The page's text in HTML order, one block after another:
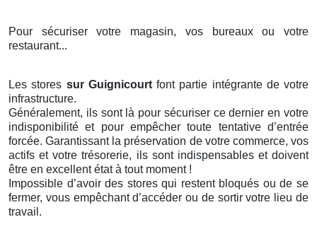
Pour sécuriser votre magasin, vos bureaux ou votre
restaurant...
Les stores sur Guignicourt font partie intégrante de votre
infrastructure.
Généralement, ils sont là pour sécuriser ce dernier en votre
indisponibilité et pour empêcher toute tentative d’entrée
forcée. Garantissant la préservation de votre commerce, vos
actifs et votre trésorerie, ils sont indispensables et doivent
être en excellent état à tout moment !
Impossible d’avoir des stores qui restent bloqués ou de se
fermer, vous empêchant d’accéder ou de sortir votre lieu de
travail.